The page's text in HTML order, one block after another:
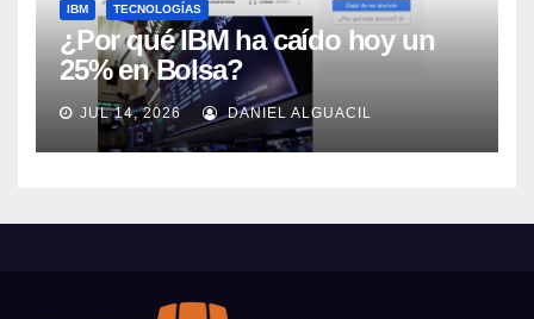
IBM TECNOLOGÍAS
¿Por qué IBM ha caído hoy un
25% en Bolsa?
JUL 14, 2026 DANIEL ALGUACIL